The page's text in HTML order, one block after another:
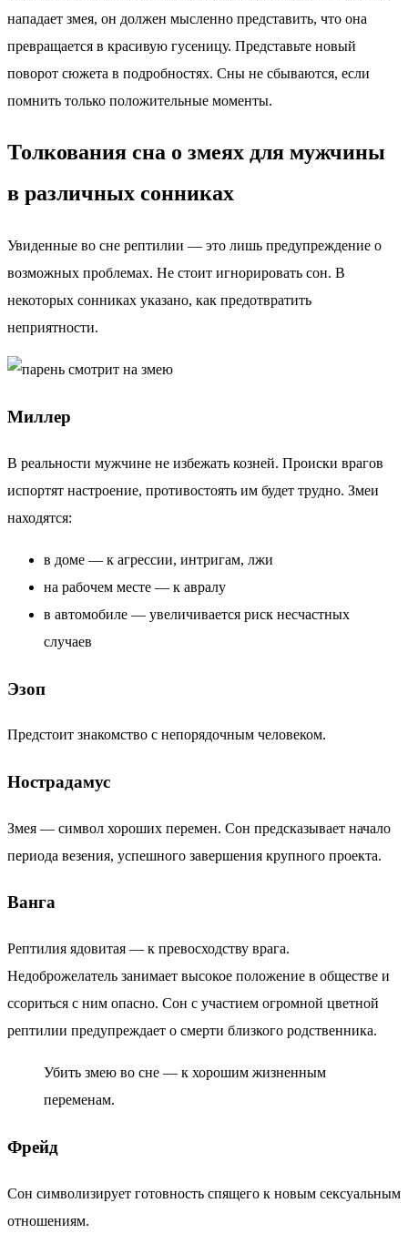
нападает змея, он должен мысленно представить, что она
превращается в красивую гусеницу. Представьте новый
поворот сюжета в подробностях. Сны не сбываются, если
помнить только положительные моменты.
Толкования сна о змеях для мужчины
в различных сонниках
Увиденные во сне рептилии — это лишь предупреждение о
возможных проблемах. Не стоит игнорировать сон. В
некоторых сонниках указано, как предотвратить
неприятности.
Миллер
В реальности мужчине не избежать козней. Происки врагов
испортят настроение, противостоять им будет трудно. Змеи
находятся:
в доме — к агрессии, интригам, лжи
на рабочем месте — к авралу
в автомобиле — увеличивается риск несчастных
случаев
Эзоп
Предстоит знакомство с непорядочным человеком.
Нострадамус
Змея — символ хороших перемен. Сон предсказывает начало
периода везения, успешного завершения крупного проекта.
Ванга
Рептилия ядовитая — к превосходству врага.
Недоброжелатель занимает высокое положение в обществе и
ссориться с ним опасно. Сон с участием огромной цветной
рептилии предупреждает о смерти близкого родственника.
Убить змею во сне — к хорошим жизненным
переменам.
Фрейд
Сон символизирует готовность спящего к новым сексуальным
отношениям.